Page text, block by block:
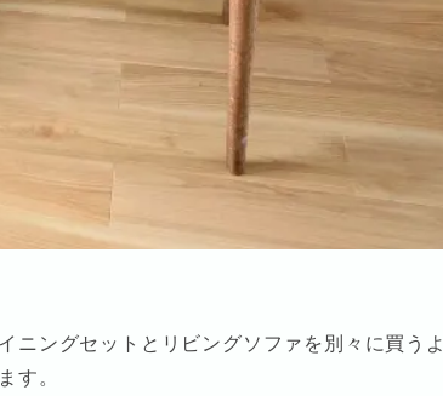
ニングセットとリビングソファを別々に買うよ
す。